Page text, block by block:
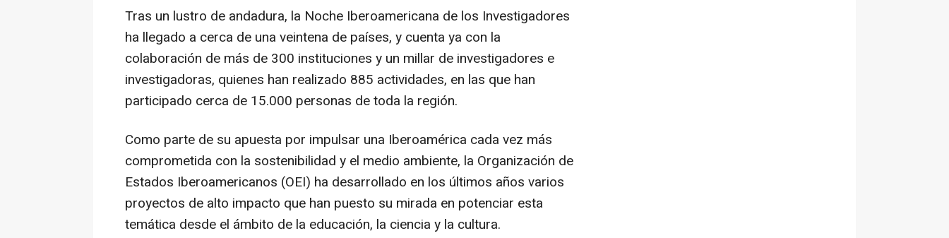
Tras un lustro de andadura, la Noche Iberoamericana de los Investigadores
ha llegado a cerca de una veintena de países, y cuenta ya con la
colaboración de más de 300 instituciones y un millar de investigadores e
investigadoras, quienes han realizado 885 actividades, en las que han
participado cerca de 15.000 personas de toda la región.
Como parte de su apuesta por impulsar una Iberoamérica cada vez más
comprometida con la sostenibilidad y el medio ambiente, la Organización de
Estados Iberoamericanos (OEI) ha desarrollado en los últimos años varios
proyectos de alto impacto que han puesto su mirada en potenciar esta
temática desde el ámbito de la educación, la ciencia y la cultura.